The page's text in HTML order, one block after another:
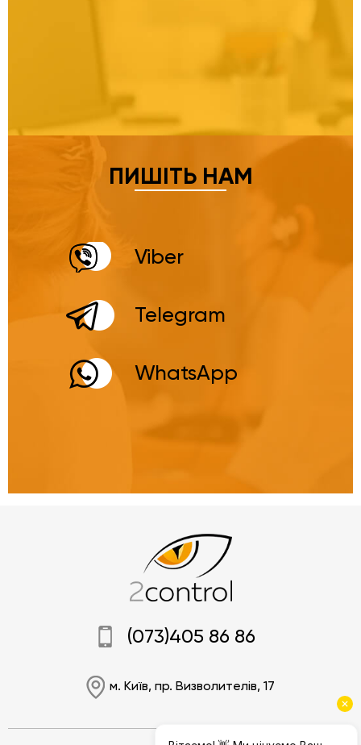
ПИШІТЬ НАМ
Viber
Telegram
WhatsApp
(073)405 86 86
м. Київ, пр. Визволителів, 17